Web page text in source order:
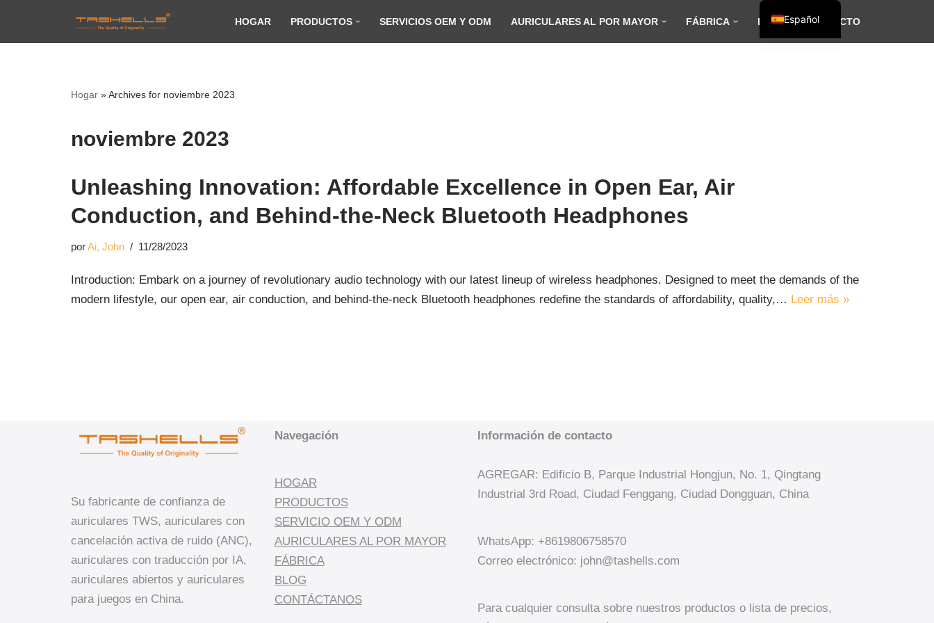
HOGAR PRODUCTOS SERVICIOS OEM Y ODM AURICULARES AL POR MAYOR FÁBRICA BLOG CONTACTO
Hogar »Archives for noviembre 2023
noviembre 2023
Unleashing Innovation: Affordable Excellence in Open Ear, Air
Conduction, and Behind-the-Neck Bluetooth Headphones
porAi, John 11/28/2023
Introduction: Embark on a journey of revolutionary audio technology with our latest lineup of wireless headphones. Designed to meet the demands of the
modern lifestyle, our open ear, air conduction, and behind-the-neck Bluetooth headphones redefine the standards of affordability, quality,… Leer más »
Su fabricante de confianza de
auriculares TWS, auriculares con
cancelación activa de ruido (ANC),
auriculares con traducción por IA,
auriculares abiertos y auriculares
para juegos en China.
Navegación
HOGAR
PRODUCTOS
SERVICIO OEM Y ODM
AURICULARES AL POR MAYOR
FÁBRICA
BLOG
CONTÁCTANOS
Información de contacto
AGREGAR: Edificio B, Parque Industrial Hongjun, No. 1, Qingtang
Industrial 3rd Road, Ciudad Fenggang, Ciudad Dongguan, China
WhatsApp: +8619806758570
Correo electrónico: john@tashells.com
Para cualquier consulta sobre nuestros productos o lista de precios,
Español
English